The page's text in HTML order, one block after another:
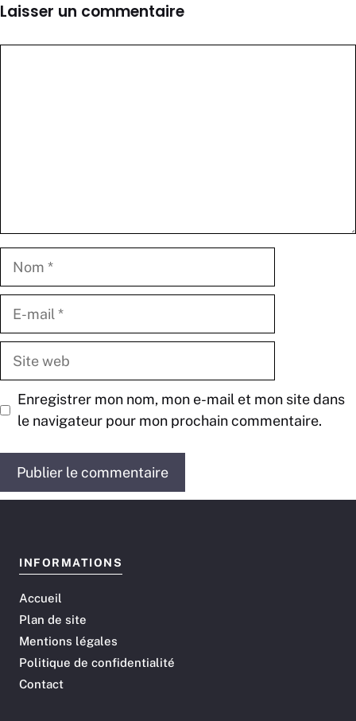
Laisser un commentaire
Enregistrer mon nom, mon e-mail et mon site dans
le navigateur pour mon prochain commentaire.
INFORMATIONS
Accueil
Plan de site
Mentions légales
Politique de confidentialité
Contact